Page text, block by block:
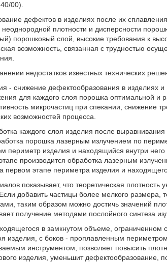
00).
дефектов в изделиях после их
плотности и дисперсности
порошковый слой, высокие требования к
возможность, связанная с трудностью
недостатков известных технических
- снижение дефектообразования в изделиях
для каждого слоя порошка оптимальной и
микрочастиц при спекании, снижение
возможностей процесса.
каждого слоя изделия после
порошка лазерным излучением по
периметр изделия и находящийся внутри
производится обработка лазерным
этапе периметра изделия и
показывает, что теоретическая плотность
добавить частицы более мелкого размера,
таким образом можно достичь значений
получение методами послойного синтеза
в замкнутом объеме, ограниченном
изделия, с боков - проплавленным
инструментом, позволяет повысить
изделия, уменьшит дефектообразование,